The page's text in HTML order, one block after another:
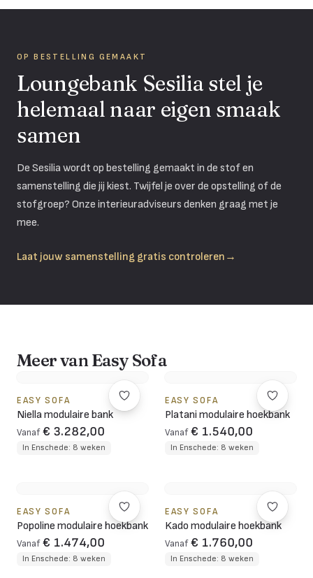
OP BESTELLING GEMAAKT
Loungebank Sesilia stel je
helemaal naar eigen smaak
samen
De Sesilia wordt op bestelling gemaakt in de stof en
samenstelling die jij kiest. Twijfel je over de opstelling of de
stofgroep? Onze interieuradviseurs denken graag met je
mee.
Laat jouw samenstelling gratis controleren →
Meer van Easy Sofa
EASY SOFA
Niella modulaire bank
Vanaf € 3.282,00
In Enschede: 8 weken
EASY SOFA
Platani modulaire hoekbank
Vanaf € 1.540,00
In Enschede: 8 weken
EASY SOFA
Popoline modulaire hoekbank
Vanaf € 1.474,00
In Enschede: 8 weken
EASY SOFA
Kado modulaire hoekbank
Vanaf € 1.760,00
In Enschede: 8 weken